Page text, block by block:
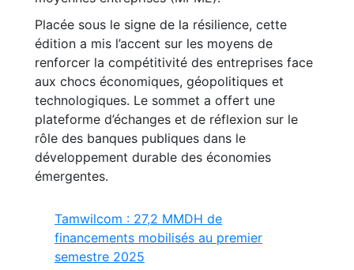
Placée sous le signe de la résilience, cette
édition a mis l’accent sur les moyens de
renforcer la compétitivité des entreprises face
aux chocs économiques, géopolitiques et
technologiques. Le sommet a offert une
plateforme d’échanges et de réflexion sur le
rôle des banques publiques dans le
développement durable des économies
émergentes.
Tamwilcom : 27,2 MMDH de
financements mobilisés au premier
semestre 2025